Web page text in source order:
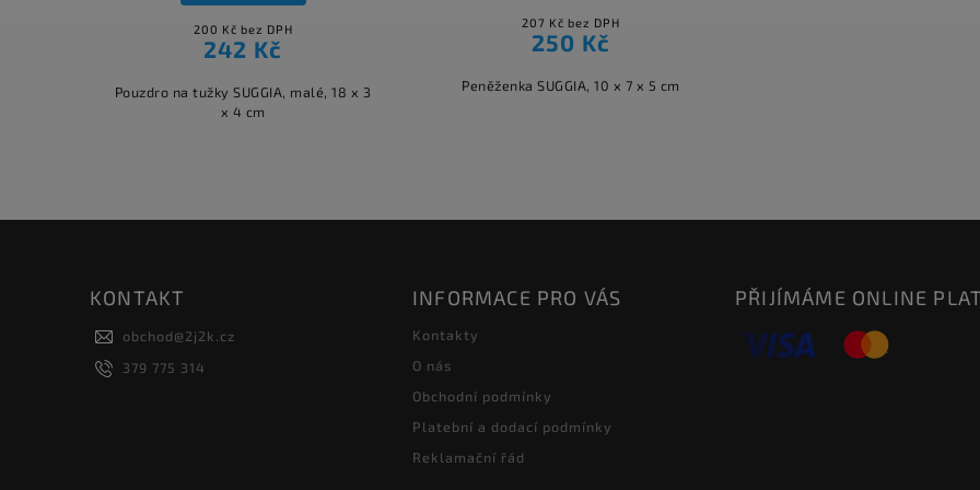
200 Kč bez DPH
242 Kč
Pouzdro na tužky SUGGIA, malé, 18 x 3
x 4 cm
207 Kč bez DPH
250 Kč
Peněženka SUGGIA, 10 x 7 x 5 cm
KONTAKT
obchod@2j2k.cz
379 775 314
INFORMACE PRO VÁS
Kontakty
O nás
Obchodní podmínky
Platební a dodací podmínky
Reklamační řád
PŘIJÍMÁME ONLINE